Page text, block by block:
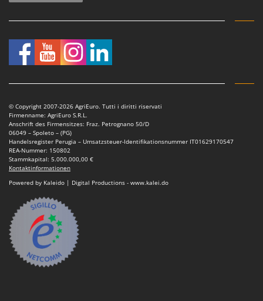
© Copyright 2007-2026 AgriEuro. Tutti i diritti riservati
Firmenname: AgriEuro S.R.L.
Anschrift des Firmensitzes: Fraz. Petrognano 50/D
06049 – Spoleto – (PG)
Handelsregister Perugia – Umsatzsteuer-Identifikationsnummer IT01629170547
REA-Nummer: 150802
Stammkapital: 5.000.000,00 €
Kontaktinformationen
Powered by Kaleido | Digital Productions - www.kalei.do